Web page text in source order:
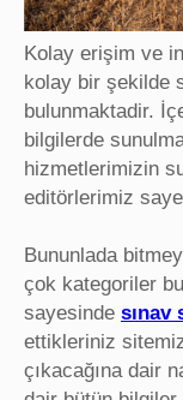
Kolay erişim ve
kolay bir şekilde
bulunmaktadir.
bilgilerde
hizmetlerimizin
editörlerimiz
Bununlada
çok kategoriler
sayesinde sınav
ettikleriniz
çıkacağına dair